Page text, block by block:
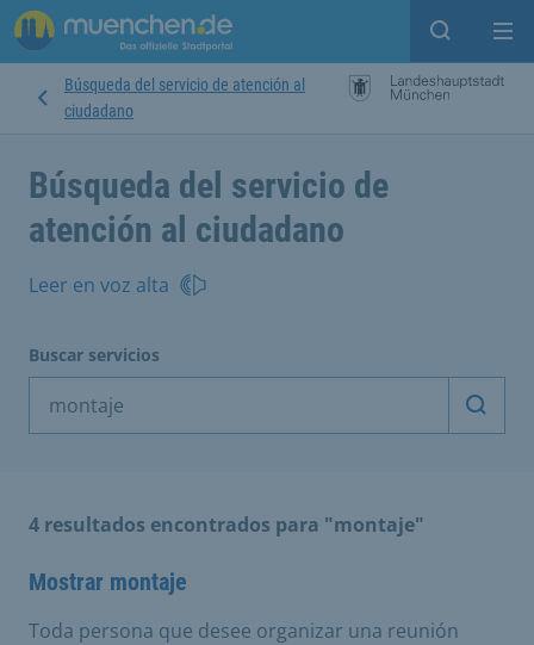
Open
Búsqueda del servicio de atención al
ciudadano
Búsqueda del servicio de
atención al ciudadano
Leer en voz alta
Buscar servicios
4 resultados encontrados para "montaje"
Mostrar montaje
Toda persona que desee organizar una reunión